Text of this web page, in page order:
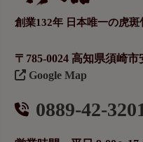
創業132年 日本唯一の虎斑
〒785-0024 高知県須崎市
Google Map
0889-42-